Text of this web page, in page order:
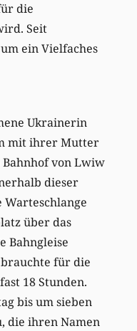
die
Seit
ein Vielfaches
Ukrainerin
mit ihrer Mutter
von Lwiw
dieser
Warteschlange
über das
Bahngleise
für die
18 Stunden.
bis um sieben
die ihren Namen